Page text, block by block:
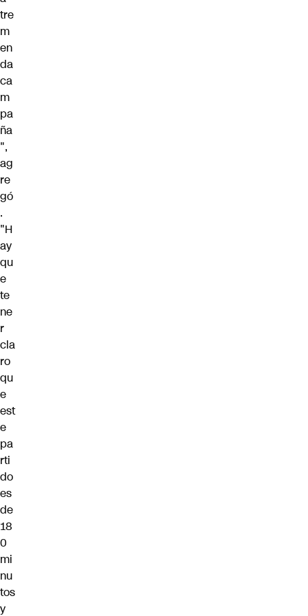
tre
m
en
da
ca
m
pa
ña
",
ag
re
gó
.
"H
ay
qu
e
te
ne
r
cla
ro
qu
e
est
e
pa
rti
do
es
de
18
0
mi
nu
tos
y